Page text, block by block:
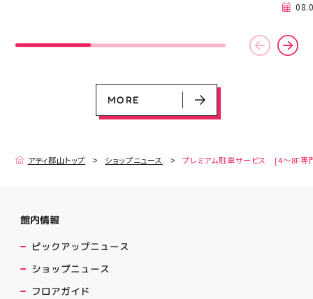
MORE
アティ郡山トップ ショップニュース プレミアム駐車サービス [4～8F専
館内情報
ピックアップニュース
ショップニュース
フロアガイド